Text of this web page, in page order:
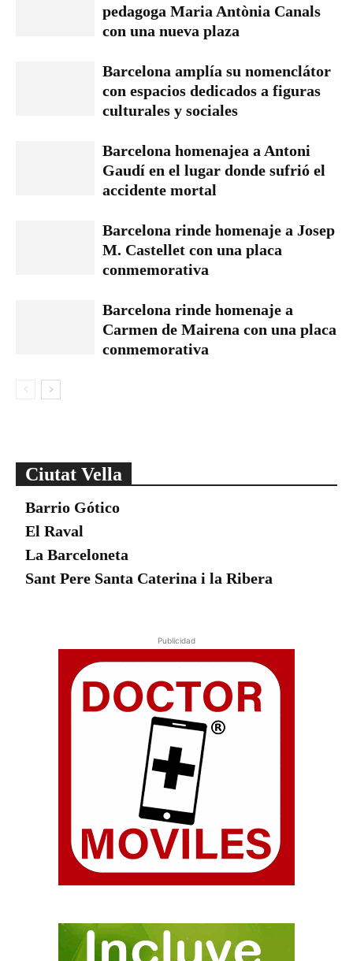
pedagoga Maria Antònia Canals
con una nueva plaza
Barcelona amplía su nomenclátor
con espacios dedicados a figuras
culturales y sociales
Barcelona homenajea a Antoni
Gaudí en el lugar donde sufrió el
accidente mortal
Barcelona rinde homenaje a Josep
M. Castellet con una placa
conmemorativa
Barcelona rinde homenaje a
Carmen de Mairena con una placa
conmemorativa
Ciutat Vella
Barrio Gótico
El Raval
La Barceloneta
Sant Pere Santa Caterina i la Ribera
Publicidad